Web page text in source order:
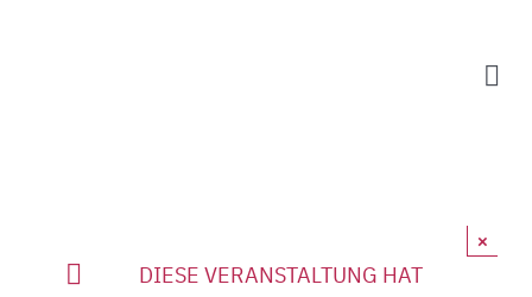
DIESE VERANSTALTUNG HAT
×